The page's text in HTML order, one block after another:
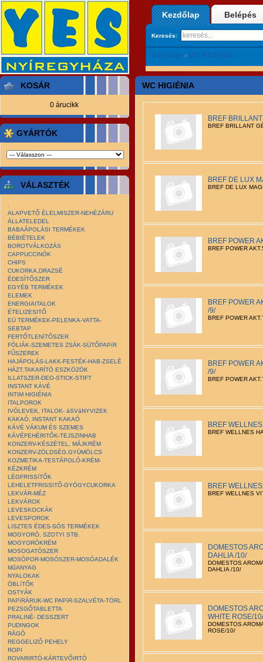
Kezdőlap Belépés
Keresés:
Kezdőlap > WC HIGIÉNIA
KOSÁR
0 árucikk
GYÁRTÓK
VÁLASZTÉK
ALAPVETŐ ÉLELMISZER-NEHÉZÁRU
ÁLLATELEDEL
BABAÁPOLÁSI TERMÉKEK
BÉBIÉTELEK
BOROTVÁLKOZÁS
CAPPUCCINÓK
CHIPS
CUKORKA,DRAZSÉ
ÉDESÍTŐSZER
EGYÉB TERMÉKEK
ELEMEK
ENERGIAITALOK
ÉTELIZESITŐ
EÜ TERMÉKEK-PELENKA-VATTA-
SEBTAP
FERTŐTLENíTŐSZER
FÓLIÁK-SZEMETES ZSÁK-SÜTŐPAPíR
FŰSZEREK
HAJÁPOLÁS-LAKK-FESTÉK-HAB-ZSELÉ
HÁZT.TAKARÍTÓ ESZKÖZÖK
ILLATSZER-DEO-STICK-STIFT
INSTANT KÁVÉ
INTIM HIGIÉNIA
ITALPOROK
IVÓLEVEK, ITALOK- áSVáNYVIZEK
KAKAÓ, INSTANT KAKAÓ
KÁVÉ VÁKUM ÉS SZEMES
KÁVÉFEHÉRITŐK-TEJSZINHAB
KONZERV-KÉSZÉTEL, MÁJKRÉM
KONZERV-ZÖLDSÉG,GYÜMÖLCS
KOZMETIKA-TESTÁPOLÓ-KRÉM-
KÉZKRÉM
LÉGFRISSíTŐK
LEHELETFRISSITŐ-GYÓGYCUKORKA
LEKVÁR-MÉZ
LEKVÁROK
LEVESKOCKÁK
LEVESPOROK
LISZTES ÉDES-SÓS TERMÉKEK
MOGYORÓ, SZOTYI STB.
MOGYORÓKRÉM
MOSOGATÓSZER
MOSÓPOR-MOSÓSZER-MOSÓADALÉK
MűANYAG
NYALOKAK
ÖBLíTŐK
OSTYÁK
PAPíRÁRUK-WC PAPíR-SZALVÉTA-TÖRL
PEZSGŐTABLETTA
PRALINÉ- DESSZERT
PUDINGOK
RÁGÓ
REGGELIZŐ PEHELY
ROPI
ROVARIRTÓ-KÁRTEVŐIRTÓ
WC HIGIÉNIA
BREF
BREF BRILLANT
BREF DE LUX
BREF DE LUX
BREF POWER
BREF POWER
BREF POWER
/9/
BREF POWER
BREF POWER
/9/
BREF POWER
BREF
BREF WELLNES
BREF
BREF WELLNES
DOMESTOS
DAHLIA /10/
DOMESTOS
DAHLIA /10/
DOMESTOS
WHITE ROSE/10/
DOMESTOS
ROSE/10/